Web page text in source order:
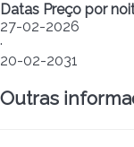
Datas Preço por
27-02-2026
·
20-02-2031
Outras